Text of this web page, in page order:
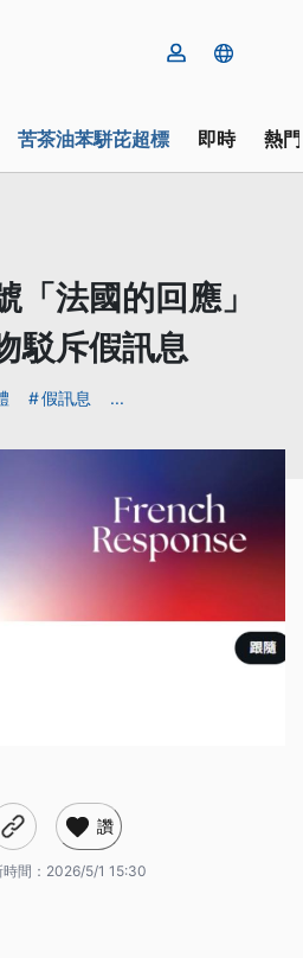
苦茶油苯駢芘超標 即時 熱
「法國的回應」
駁斥假訊息
假訊息 ...
讚
間： 2026/5/1 15:30